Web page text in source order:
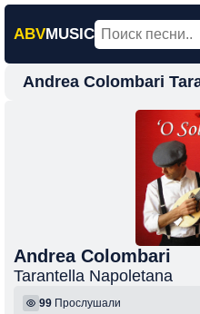
ABVMUSIC
Главная
Шансон
Фонк
Andrea Colombari
Andrea Colombari
Tarantella Napoletana
99 Прослушали